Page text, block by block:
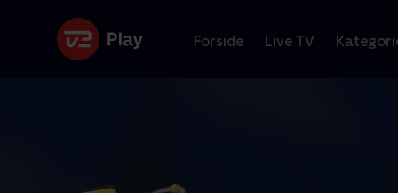
Forside Live TV